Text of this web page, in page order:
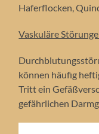
Haferflocken,
Vaskuläre
können häufig
Tritt ein
gefährlichen